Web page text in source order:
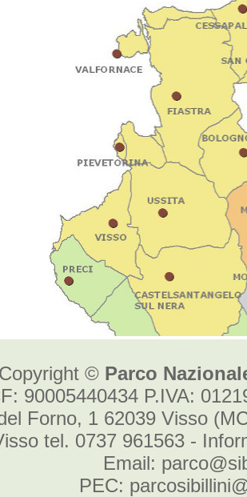
Copyright © Parco
90005440434 P.IVA:
Forno, 1 62039 Visso
tel. 0737 961563 -
Email:
PEC: